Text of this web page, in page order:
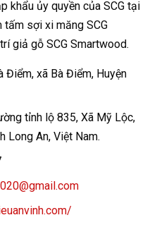
khẩu ủy quyền của SCG tại
sợi xi măng SCG
giả gỗ SCG Smartwood.
Điểm, xã Bà Điểm, Huyện
tỉnh lộ 835, Xã Mỹ Lộc,
Long An, Việt Nam.